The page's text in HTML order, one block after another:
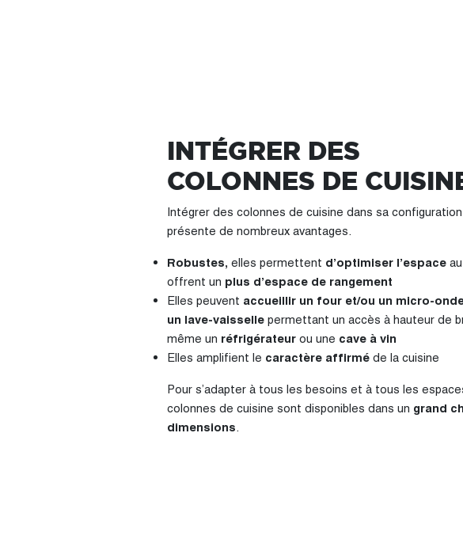
INTÉGRER DES
COLONNES DE
Intégrer des colonnes de cuisine dans sa configuration
présente de nombreux avantages.
Robustes, elles permettent d’optimiser l’espace
offrent un plus d’espace de rangement
Elles peuvent accueillir un four et/ou un micro-
un lave-vaisselle permettant un accès à hauteur de
même un réfrigérateur ou une cave à vin
Elles amplifient le caractère affirmé de la cuisine
Pour s’adapter à tous les besoins et à tous les
colonnes de cuisine sont disponibles dans un grand
dimensions.